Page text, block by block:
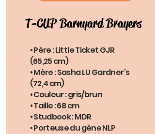
T-CUP Barnyard Brayers
• Père : Little Ticket GJR
(65,25 cm)
• Mère : Sasha LU Gardner’s
(72,4 cm)
• Couleur : gris/brun
• Taille : 68 cm
• Studbook : MDR
• Porteuse du gène NLP